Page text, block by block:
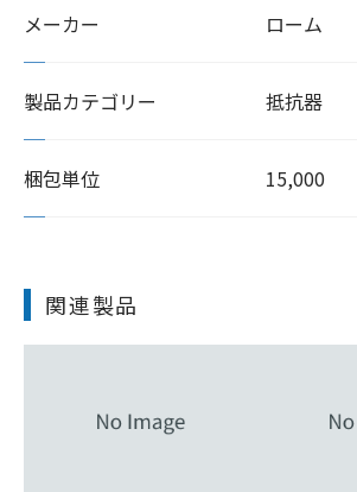
メーカー ローム
製品カテゴリー 抵抗器
梱包単位 15,000
関連製品